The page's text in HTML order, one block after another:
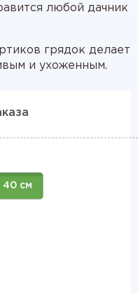
любой дачник
грядок делает
и ухоженным.
40 см